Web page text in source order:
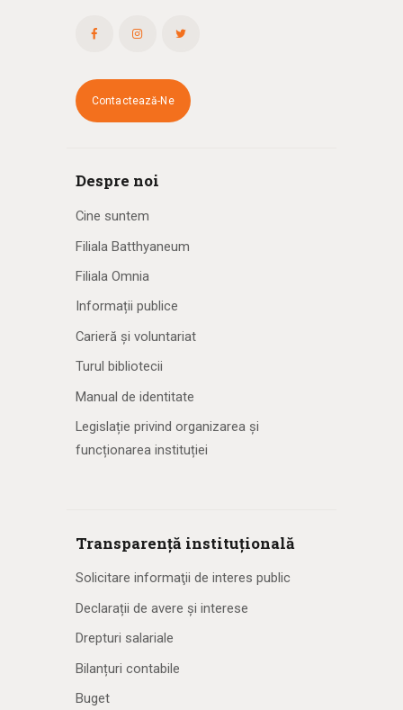
Contactează-Ne
Despre noi
Cine suntem
Filiala Batthyaneum
Filiala Omnia
Informații publice
Carieră și voluntariat
Turul bibliotecii
Manual de identitate
Legislație privind organizarea și
funcționarea instituției
Transparență instituțională
Solicitare informaţii de interes public
Declarații de avere și interese
Drepturi salariale
Bilanțuri contabile
Buget